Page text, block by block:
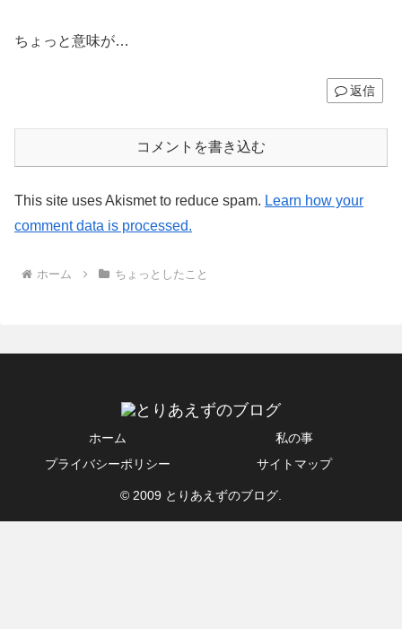
ちょっと意味が…
返信
コメントを書き込む
This site uses Akismet to reduce spam. Learn how your
comment data is processed.
ホーム ちょっとしたこと
ホーム
私の事
プライバシーポリシー
サイトマップ
© 2009 とりあえずのブログ.